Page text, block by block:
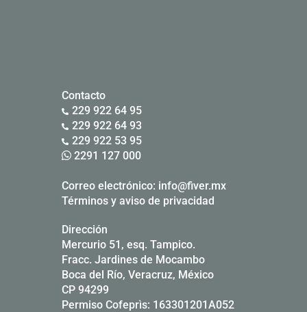
Contacto
229 922 64 95
229 922 64 93
229 922 53 95
2291 127 000
Correo electrónico: info@fiver.mx
Términos y aviso de privacidad
Dirección
Mercurio 51, esq. Tampico.
Fracc. Jardines de Mocambo
Boca del Río, Veracruz, México
CP 94299
Permiso Cofeprìs: 163301201A052